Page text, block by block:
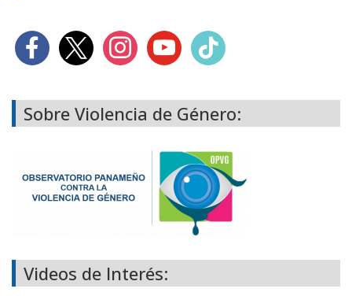
Sobre Violencia de Género:
Videos de Interés: